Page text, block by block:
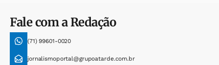
Fale com a Redação
(71) 99601-0020
jornalismoportal@grupoatarde.com.br